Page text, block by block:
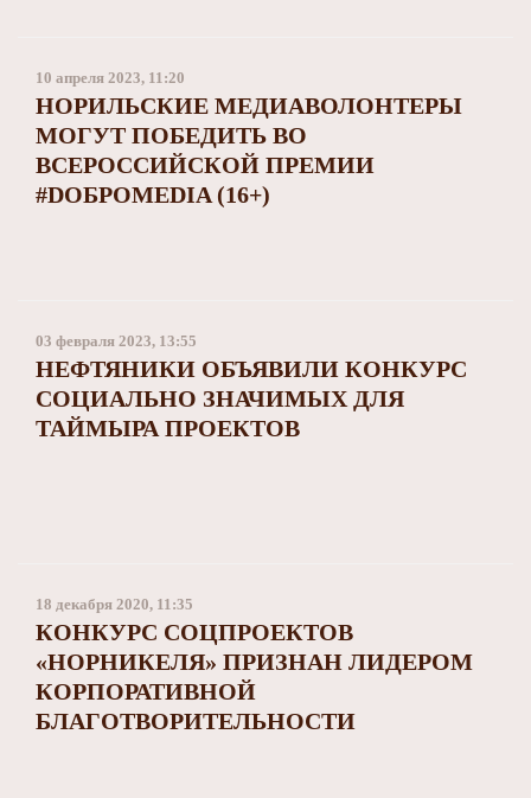
10 апреля 2023, 11:20
НОРИЛЬСКИЕ МЕДИАВОЛОНТЕРЫ
МОГУТ ПОБЕДИТЬ ВО
ВСЕРОССИЙСКОЙ ПРЕМИИ
#DОБРОMEDIA (16+)
03 февраля 2023, 13:55
НЕФТЯНИКИ ОБЪЯВИЛИ КОНКУРС
СОЦИАЛЬНО ЗНАЧИМЫХ ДЛЯ
ТАЙМЫРА ПРОЕКТОВ
18 декабря 2020, 11:35
КОНКУРС СОЦПРОЕКТОВ
«НОРНИКЕЛЯ» ПРИЗНАН ЛИДЕРОМ
КОРПОРАТИВНОЙ
БЛАГОТВОРИТЕЛЬНОСТИ